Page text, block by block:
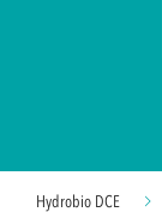
Hydrobio DCE